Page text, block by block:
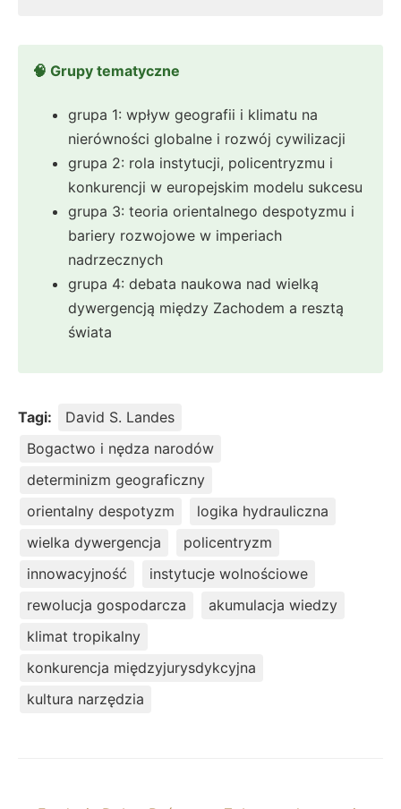
🧠 Grupy tematyczne
grupa 1: wpływ geografii i klimatu na
nierówności globalne i rozwój cywilizacji
grupa 2: rola instytucji, policentryzmu i
konkurencji w europejskim modelu sukcesu
grupa 3: teoria orientalnego despotyzmu i
bariery rozwojowe w imperiach
nadrzecznych
grupa 4: debata naukowa nad wielką
dywergencją między Zachodem a resztą
świata
Tagi:
David S. Landes
Bogactwo i nędza narodów
determinizm geograficzny
orientalny despotyzm
logika hydrauliczna
wielka dywergencja
policentryzm
innowacyjność
instytucje wolnościowe
rewolucja gospodarcza
akumulacja wiedzy
klimat tropikalny
konkurencja międzyjurysdykcyjna
kultura narzędzia